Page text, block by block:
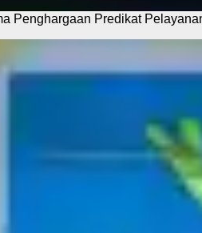
Penghargaan Predikat